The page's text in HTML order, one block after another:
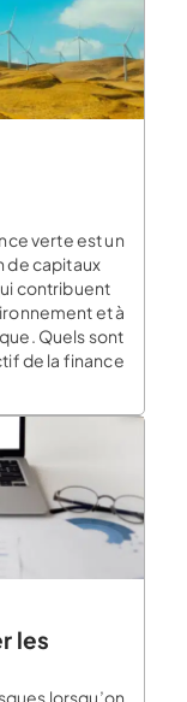
verte est un
de capitaux
contribuent
et à
Quels sont
de la finance
les
lorsqu’on